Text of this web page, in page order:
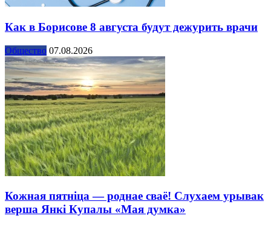
Как в Борисове 8 августа будут дежурить врачи
Общество 07.08.2026
Кожная пятніца — роднае сваё! Слухаем урывак
верша Янкі Купалы «Мая думка»